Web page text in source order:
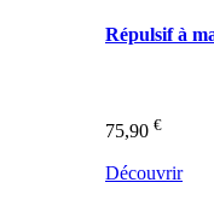
Répulsif à
75,90 €
Découvrir